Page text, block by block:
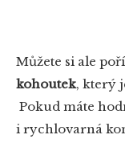
Můžete si ale
kohoutek, který
Pokud máte
i rychlovarná